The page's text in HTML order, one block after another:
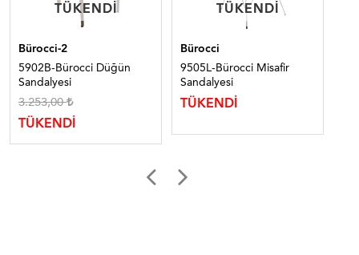
TÜKENDI
TÜKENDI
Bürocci-2
5902B-Bürocci Düğün
Sandalyesi
3.253,00
TÜKENDİ
TÜKENDI
TÜKENDI
Bürocci
9505L-Bürocci Misafir
Sandalyesi
TÜKENDİ